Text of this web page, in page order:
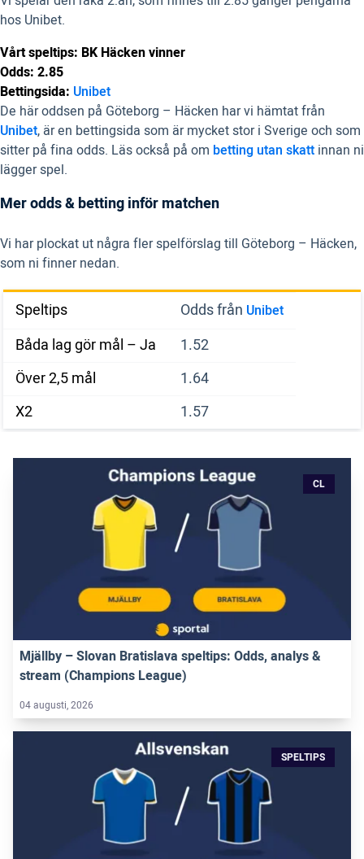
hos Unibet.
Vårt speltips: BK Häcken vinner
Odds: 2.85
Bettingsida: Unibet
De här oddsen på Göteborg – Häcken har vi hämtat från
Unibet, är en bettingsida som är mycket stor i Sverige och som
sitter på fina odds. Läs också på om betting utan skatt innan ni
lägger spel.
Mer odds & betting inför matchen
Vi har plockat ut några fler spelförslag till Göteborg – Häcken,
som ni finner nedan.
Speltips Odds från Unibet
Båda lag gör mål – Ja
1.52
Över 2,5 mål
1.64
X2
1.57
CL
Mjällby – Slovan Bratislava speltips: Odds, analys &
stream (Champions League)
04 augusti, 2026
SPELTIPS